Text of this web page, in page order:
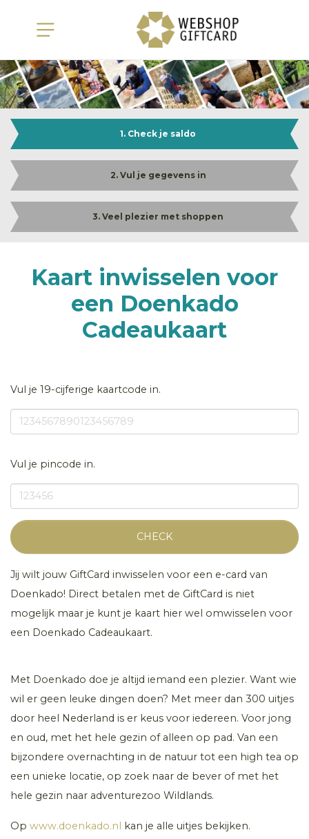
1. Check je saldo
2. Vul je gegevens in
3. Veel plezier met shoppen
Kaart inwisselen voor
een Doenkado
Cadeaukaart
Vul je 19-cijferige kaartcode in.
Vul je pincode in.
CHECK
Jij wilt jouw GiftCard inwisselen voor een e-card van
Doenkado! Direct betalen met de GiftCard is niet
mogelijk maar je kunt je kaart hier wel omwisselen voor
een Doenkado Cadeaukaart.
Met Doenkado doe je altijd iemand een plezier. Want wie
wil er geen leuke dingen doen? Met meer dan 300 uitjes
door heel Nederland is er keus voor iedereen. Voor jong
en oud, met het hele gezin of alleen op pad. Van een
bijzondere overnachting in de natuur tot een high tea op
een unieke locatie, op zoek naar de bever of met het
hele gezin naar adventurezoo Wildlands.
Op www.doenkado.nl kan je alle uitjes bekijken.